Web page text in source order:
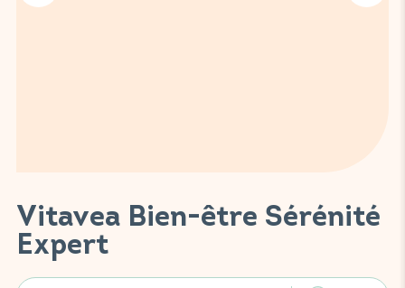
Vitavea Bien-être Sérénité
Expert